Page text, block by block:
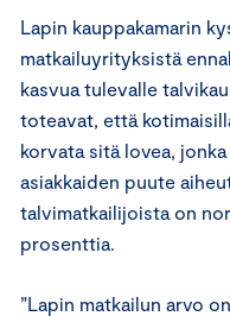
Lapin kauppakamarin
matkailuyrityksistä
kasvua tulevalle
toteavat, että
korvata sitä lovea,
asiakkaiden puute
talvimatkailijoista on
prosenttia.
”Lapin matkailun arvo